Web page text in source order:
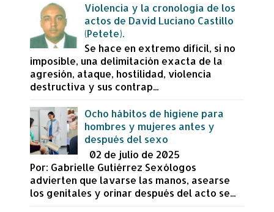
Violencia y la cronología de los
actos de David Luciano Castillo
(Petete).
Se hace en extremo difícil, si no
imposible, una delimitación exacta de la
agresión, ataque, hostilidad, violencia
destructiva y sus contrap...
Ocho hábitos de higiene para
hombres y mujeres antes y
después del sexo
02 de julio de 2025
Por: Gabrielle Gutiérrez Sexólogos
advierten que lavarse las manos, asearse
los genitales y orinar después del acto se...